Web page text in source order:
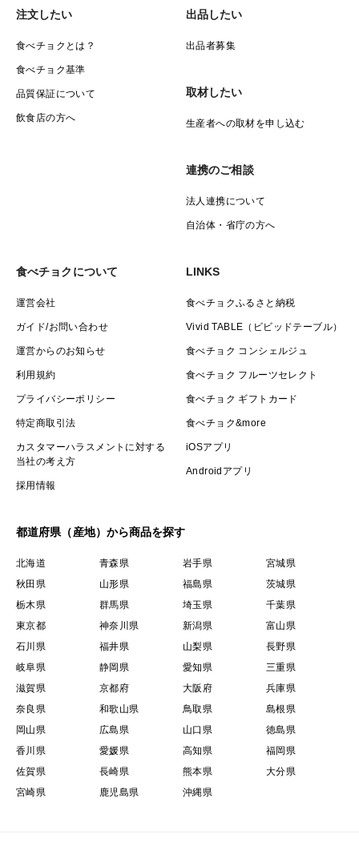
注文したい
食べチョクとは？
食べチョク基準
品質保証について
飲食店の方へ
出品したい
出品者募集
取材したい
生産者への取材を申し込む
連携のご相談
法人連携について
自治体・省庁の方へ
食べチョクについて
運営会社
ガイド/お問い合わせ
運営からのお知らせ
利用規約
プライバシーポリシー
特定商取引法
カスタマーハラスメントに対する
当社の考え方
採用情報
LINKS
食べチョクふるさと納税
Vivid TABLE（ビビッドテーブル）
食べチョク コンシェルジュ
食べチョク フルーツセレクト
食べチョク ギフトカード
食べチョク&more
iOSアプリ
Androidアプリ
都道府県（産地）から商品を探す
北海道 青森県 岩手県
宮城県
秋田県
山形県 福島県
茨城県
栃木県
群馬県 埼玉県
千葉県
東京都
神奈川県 新潟県
富山県
石川県
福井県 山梨県
長野県
岐阜県
静岡県 愛知県
三重県
滋賀県
京都府 大阪府
兵庫県
奈良県
和歌山県 鳥取県
島根県
岡山県
広島県 山口県
徳島県
香川県
愛媛県 高知県
福岡県
佐賀県
長崎県 熊本県
大分県
宮崎県
鹿児島県 沖縄県